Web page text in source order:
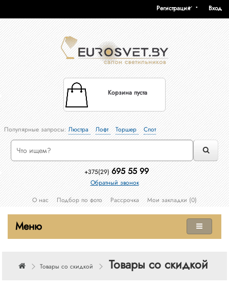
Вход
Регистрация
Корзина пуста
Популярные запросы:Люстра Лофт Торшер Спот
+375(29) 695 55 99
Обратный звонок
О нас
Подбор по фото Рассрочка Мои закладки (0)
Меню
Товары со скидкой Товары со скидкой